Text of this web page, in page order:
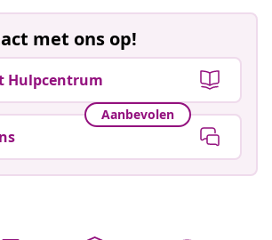
met ons op!
Hulpcentrum
Aanbevolen